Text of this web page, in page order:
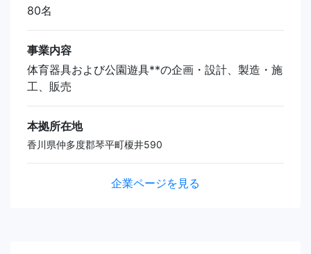
80名
事業内容
体育器具および公園遊具**の企画・設計、製造・施
工、販売
本拠所在地
香川県仲多度郡琴平町榎井590
企業ページを見る